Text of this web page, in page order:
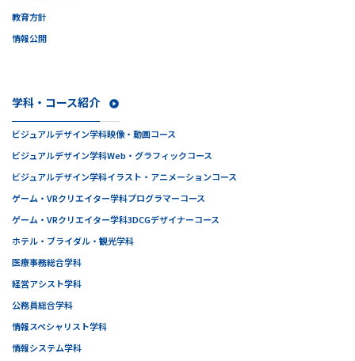
教育方針
情報公開
学科・コース紹介
ビジュアルデザイン学科映像・動画コース
ビジュアルデザイン学科Web・グラフィックコース
ビジュアルデザイン学科イラスト・アニメーションコース
ゲーム・VRクリエイター学科プログラマーコース
ゲーム・VRクリエイター学科3DCGデザイナーコース
ホテル・ブライダル・観光学科
医療事務総合学科
経営アシスト学科
公務員総合学科
情報スペシャリスト学科
情報システム学科